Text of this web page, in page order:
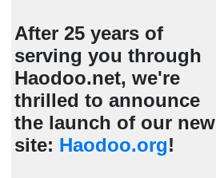
After 25 years of
serving you through
Haodoo.net, we're
thrilled to announce
the launch of our new
site: Haodoo.org!